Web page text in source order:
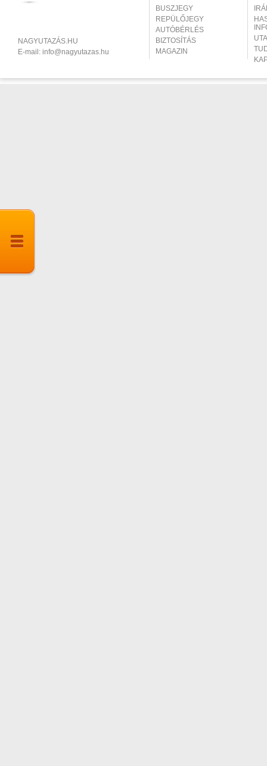
NAGYUTAZÁS.HU
E-mail: info@nagyutazas.hu
BUSZJEGY
REPÜLŐJEGY
AUTÓBÉRLÉS
BIZTOSÍTÁS
MAGAZIN